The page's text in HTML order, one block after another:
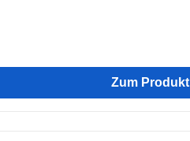
Zum Produkt